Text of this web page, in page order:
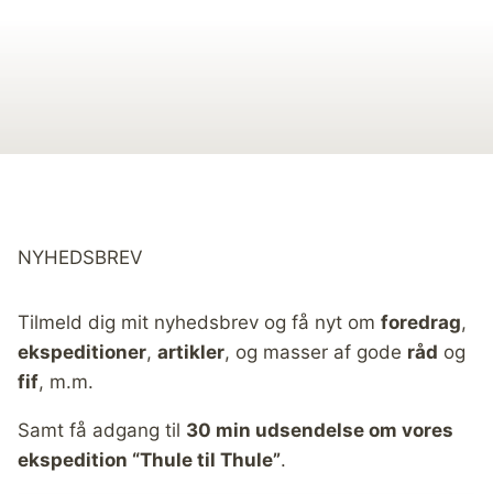
NYHEDSBREV
Tilmeld dig mit nyhedsbrev og få nyt om foredrag,
ekspeditioner, artikler, og masser af gode råd og
fif, m.m.
Samt få adgang til 30 min udsendelse om vores
ekspedition “Thule til Thule”.